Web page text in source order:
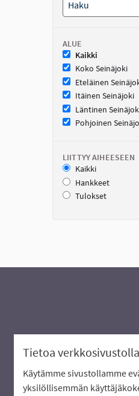
Tietoa
Käytämme sivustollamme
yksilöllisemmän
ALUE
Kaikki
Koko Seinäjoki
Eteläinen
Itäinen Seinäjoki
Läntinen
Pohjoinen
LIITTYY AIHEESEEN
Kaikki
Hankkeet
Tulokset